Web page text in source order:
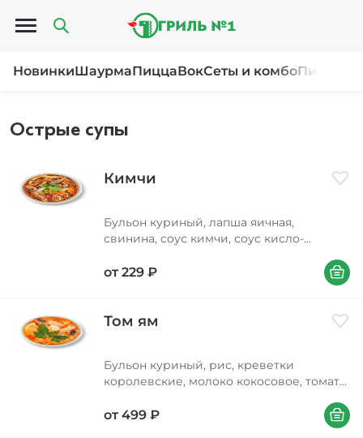
Открыть меню
НовинкиШаурмаПиццаВокСеты и комбоПироги
Острые супы
Кимчи
Бульон куриный, лапша яичная,
свинина, соус кимчи, соус кисло-
лук репчатый, масло подсолнечное, соус
от 229 ₽ В
Том ям
Бульон куриный, рис, креветки
королевские, молоко кокосовое, томаты
для том ям, заправка для риса, соус
шрирача, лимон, масло подсолнечное,
от 499 ₽ В